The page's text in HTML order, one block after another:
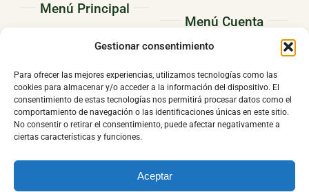
Gestionar consentimiento
Para ofrecer las mejores experiencias, utilizamos tecnologías como las
cookies para almacenar y/o acceder a la información del dispositivo. El
consentimiento de estas tecnologías nos permitirá procesar datos como el
comportamiento de navegación o las identificaciones únicas en este sitio.
No consentir o retirar el consentimiento, puede afectar negativamente a
ciertas características y funciones.
Aceptar
Menú Principal
TIENDA
CONTACTO
Menú Cuenta
Pedidos
Direcciones
Mi cuenta